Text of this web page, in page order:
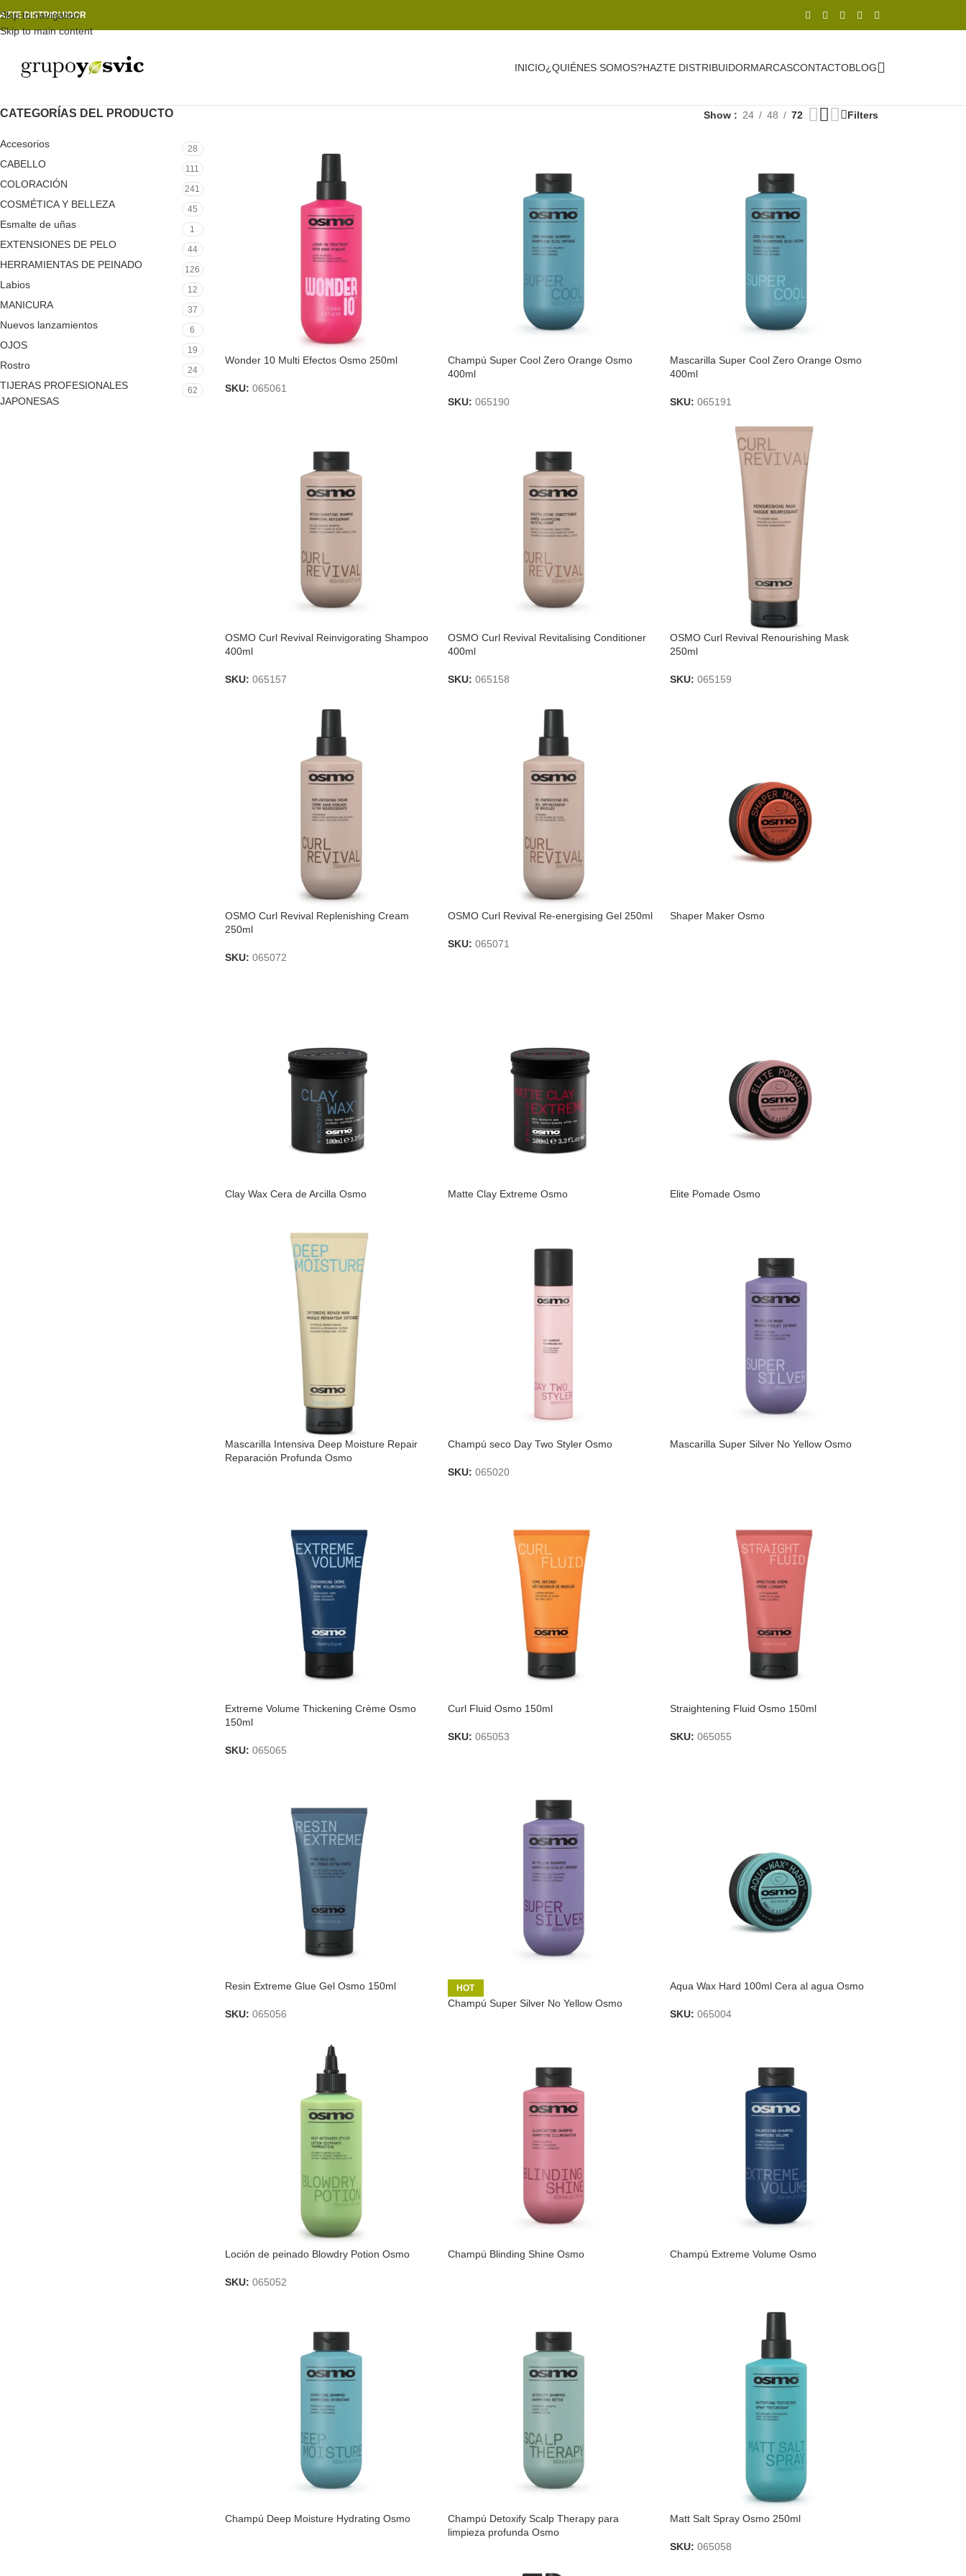
Skip to navigation
Skip to main content
DISTRIBUIDOR
INICIO¿QUIÉNES SOMOS?HAZTE DISTRIBUIDORMARCASCONTACTOBLOG
CATEGORÍAS DEL PRODUCTO
Accesorios 28
CABELLO 111
COLORACIÓN 241
COSMÉTICA Y BELLEZA 45
Esmalte de uñas 1
EXTENSIONES DE PELO 44
HERRAMIENTAS DE PEINADO 126
Labios 12
MANICURA 37
Nuevos lanzamientos 6
OJOS 19
Rostro 24
TIJERAS PROFESIONALES
JAPONESAS
62
Show 24 48 72 Filters
Wonder 10 Multi Efectos Osmo 250ml
SKU: 065061
Champú Super Cool Zero Orange Osmo
400ml
SKU: 065190
Mascarilla Super Cool Zero Orange Osmo
400ml
SKU:065191
OSMO Curl Revival Reinvigorating Shampoo
400ml
SKU: 065157
OSMO Curl Revival Revitalising Conditioner
400ml
SKU: 065158
OSMO Curl Revival Renourishing Mask
250ml
SKU:065159
OSMO Curl Revival Replenishing Cream
250ml
SKU: 065072
OSMO Curl Revival Re-energising Gel 250ml
SKU: 065071
Shaper Maker Osmo
Clay Wax Cera de Arcilla Osmo Matte Clay Extreme Osmo Elite Pomade Osmo
Mascarilla Intensiva Deep Moisture Repair
Reparación Profunda Osmo
Champú seco Day Two Styler Osmo
SKU: 065020
Mascarilla Super Silver No Yellow Osmo
Extreme Volume Thickening Crème Osmo
150ml
SKU: 065065
Curl Fluid Osmo 150ml
SKU: 065053
Straightening Fluid Osmo 150ml
SKU:065055
Resin Extreme Glue Gel Osmo 150ml
SKU: 065056
HOT
Champú Super Silver No Yellow Osmo
Aqua Wax Hard 100ml Cera al agua Osmo
SKU:065004
Loción de peinado Blowdry Potion Osmo
SKU: 065052
Champú Blinding Shine Osmo Champú Extreme Volume Osmo
Champú Deep Moisture Hydrating Osmo
Champú Detoxify Scalp Therapy para
limpieza profunda Osmo
Matt Salt Spray Osmo 250ml
SKU:065058